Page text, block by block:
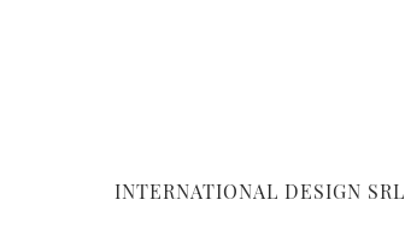
INTERNATIONAL DESIGN SRL